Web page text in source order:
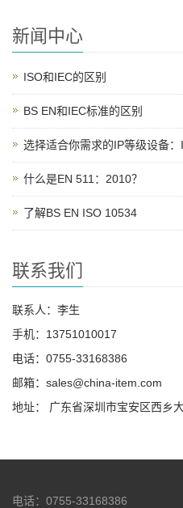
新闻中心
ISO和IEC的区别
BS EN和IEC标准的区别
选择适合你需求的IP等级设备：
什么是EN 511：2010？
了解BS EN ISO 10534
联系我们
联系人：李生
手机：13751010017
电话：0755-33168386
邮箱：sales@china-item.com
地址： 广东省深圳市宝安区西乡
电话：0755-33168386